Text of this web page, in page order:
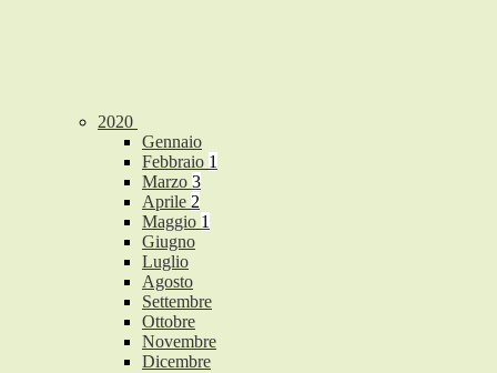
2020
Gennaio
Febbraio 1
Marzo 3
Aprile 2
Maggio 1
Giugno
Luglio
Agosto
Settembre
Ottobre
Novembre
Dicembre